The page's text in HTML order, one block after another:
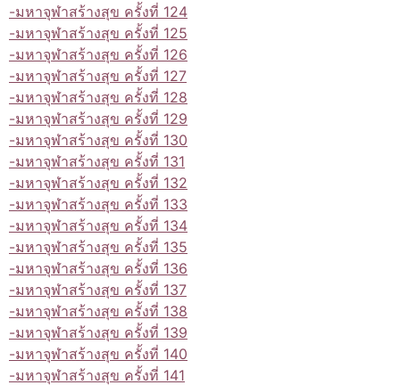
-มหาจุฬาสร้างสุข ครั้งที่ 124
-มหาจุฬาสร้างสุข ครั้งที่ 125
-มหาจุฬาสร้างสุข ครั้งที่ 126
-มหาจุฬาสร้างสุข ครั้งที่ 127
-มหาจุฬาสร้างสุข ครั้งที่ 128
-มหาจุฬาสร้างสุข ครั้งที่ 129
-มหาจุฬาสร้างสุข ครั้งที่ 130
-มหาจุฬาสร้างสุข ครั้งที่ 131
-มหาจุฬาสร้างสุข ครั้งที่ 132
-มหาจุฬาสร้างสุข ครั้งที่ 133
-มหาจุฬาสร้างสุข ครั้งที่ 134
-มหาจุฬาสร้างสุข ครั้งที่ 135
-มหาจุฬาสร้างสุข ครั้งที่ 136
-มหาจุฬาสร้างสุข ครั้งที่ 137
-มหาจุฬาสร้างสุข ครั้งที่ 138
-มหาจุฬาสร้างสุข ครั้งที่ 139
-มหาจุฬาสร้างสุข ครั้งที่ 140
-มหาจุฬาสร้างสุข ครั้งที่ 141